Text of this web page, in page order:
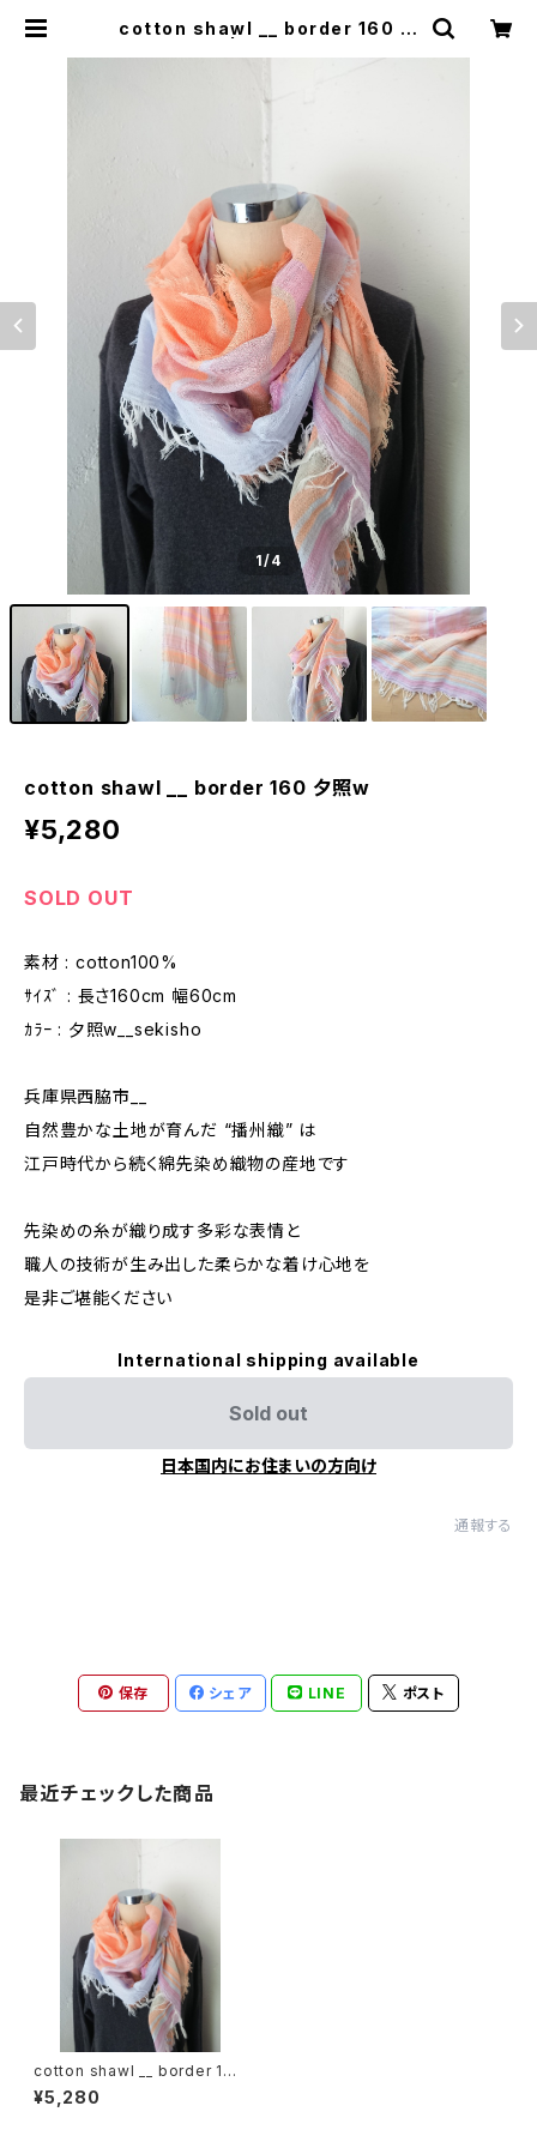
cotton shawl __ border 160 夕
1/4
cotton shawl __ border 160 夕照w
¥5,280
SOLD OUT
素材 : cotton100%
ｻｲｽﾞ : 長さ160cm 幅60cm
ｶﾗｰ : 夕照w__sekisho
兵庫県西脇市__
自然豊かな土地が育んだ “播州織” は
江戸時代から続く綿先染め織物の産地です
先染めの糸が織り成す多彩な表情と
職人の技術が生み出した柔らかな着け心地を
是非ご堪能ください
International shipping available
Sold out
日本国内にお住まいの方向け
通報する
保存 シェア LINE ポスト
最近チェックした商品
cotton shawl __ border 160
夕照w
¥5,280